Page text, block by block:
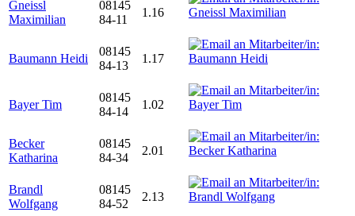
Gneissl
Maximilian
08145
84-11
1.16
Baumann Heidi
08145
84-13
1.17
Bayer Tim
08145
84-14
1.02
Becker
Katharina
08145
84-34
2.01
Brandl
Wolfgang
08145
84-52
2.13